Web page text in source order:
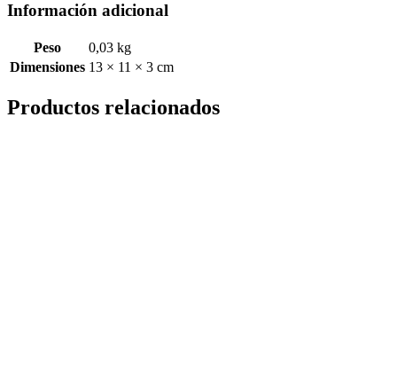
Información adicional
Peso
0,03 kg
Dimensiones 13 × 11 × 3 cm
Productos relacionados